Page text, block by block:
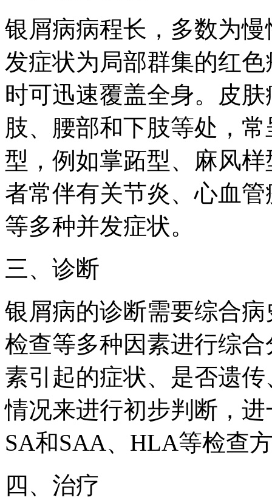
银屑病病程长，多数为
发症状为局部群集的红
时可迅速覆盖全身。皮
肢、腰部和下肢等处，
型，例如掌跖型、麻风
者常伴有关节炎、心血
等多种并发症状。
三、诊断
银屑病的诊断需要综合
检查等多种因素进行综
素引起的症状、是否遗
情况来进行初步判断，
SA和SAA、HLA等检查
四、治疗